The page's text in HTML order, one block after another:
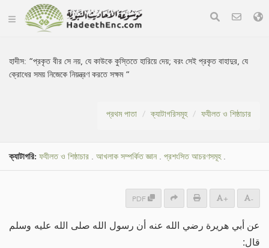
হাদীস: “প্রকৃত বীর সে নয়, যে কাউকে কুস্তিতে হারিয়ে দেয়; বরং সেই প্রকৃত বাহাদুর, যে
ক্রোধের সময় নিজেকে নিয়ন্ত্রণ করতে সক্ষম “
প্রথম পাতা ক্যাটাগরিসমূহ ফযীলত ও শিষ্ঠাচার
ক্যাটাগরি: ফযীলত ও শিষ্ঠাচার . আখলাক সম্পর্কিত জ্ঞান. প্রশংসিত আচরণসমূহ.
PDF + -
عن أبي هريرة رضي الله عنه أن رسول الله صلى الله عليه وسلم
قال: